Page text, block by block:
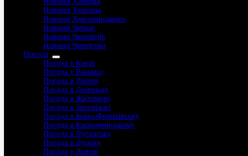
Новини Херсона
Новини Хмельницького
Новини Черкас
Новини Чернівців
Новини Чернігова
Погода
Погода в Києві
Погода у Вінниці
Погода в Дніпрі
Погода в Донецьку
Погода в Житомирі
Погода в Запоріжжі
Погода в Івано-Франківську
Погода в Кропивницькому
Погода в Луганську
Погода в Луцьку
Погода у Львові